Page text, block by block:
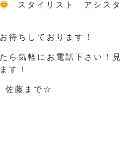
スタイリスト アシスタ
待ちしております！
ら気軽にお電話下さい！見
す！
藤まで☆